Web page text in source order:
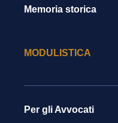
Memoria storica
MODULISTICA
Per gli Avvocati